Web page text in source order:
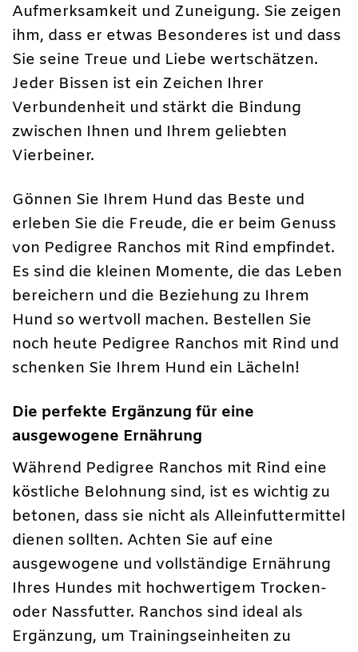
Aufmerksamkeit und Zuneigung. Sie zeigen
ihm, dass er etwas Besonderes ist und dass
Sie seine Treue und Liebe wertschätzen.
Jeder Bissen ist ein Zeichen Ihrer
Verbundenheit und stärkt die Bindung
zwischen Ihnen und Ihrem geliebten
Vierbeiner.
Gönnen Sie Ihrem Hund das Beste und
erleben Sie die Freude, die er beim Genuss
von Pedigree Ranchos mit Rind empfindet.
Es sind die kleinen Momente, die das Leben
bereichern und die Beziehung zu Ihrem
Hund so wertvoll machen. Bestellen Sie
noch heute Pedigree Ranchos mit Rind und
schenken Sie Ihrem Hund ein Lächeln!
Die perfekte Ergänzung für eine
ausgewogene Ernährung
Während Pedigree Ranchos mit Rind eine
köstliche Belohnung sind, ist es wichtig zu
betonen, dass sie nicht als Alleinfuttermittel
dienen sollten. Achten Sie auf eine
ausgewogene und vollständige Ernährung
Ihres Hundes mit hochwertigem Trocken-
oder Nassfutter. Ranchos sind ideal als
Ergänzung, um Trainingseinheiten zu